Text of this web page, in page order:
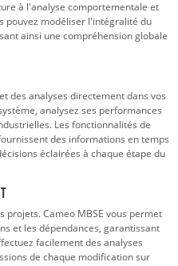
à l'analyse comportementale et
pouvez modéliser l'intégralité du
ainsi une compréhension globale
des analyses directement dans vos
analysez ses performances
Les fonctionnalités de
des informations en temps
éclairées à chaque étape du
projets. Cameo MBSE vous permet
et les dépendances, garantissant
facilement des analyses
de chaque modification sur